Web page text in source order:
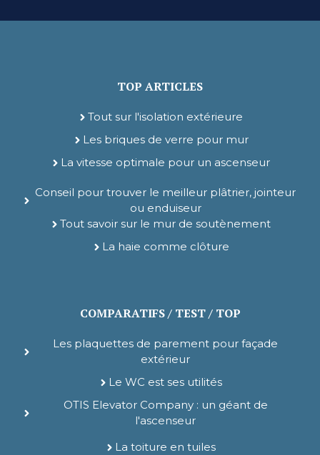
TOP ARTICLES
Tout sur l'isolation extérieure
Les briques de verre pour mur
La vitesse optimale pour un ascenseur
Conseil pour trouver le meilleur plâtrier, jointeur
ou enduiseur
Tout savoir sur le mur de soutènement
La haie comme clôture
COMPARATIFS / TEST / TOP
Les plaquettes de parement pour façade
extérieur
Le WC est ses utilités
OTIS Elevator Company : un géant de
l'ascenseur
La toiture en tuiles